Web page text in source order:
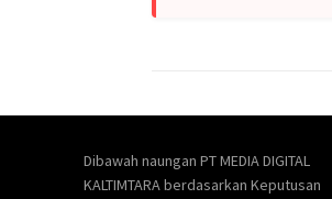
Dibawah naungan PT MEDIA DIGITAL
KALTIMTARA berdasarkan Keputusan